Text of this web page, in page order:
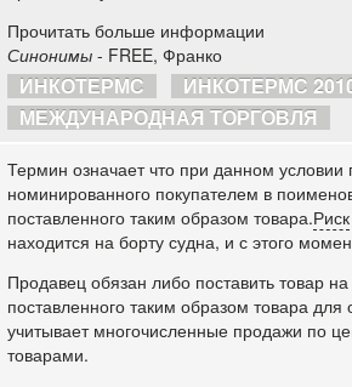
Прочитать больше информации
Синонимы - FREE, Франко
ИНКОТЕРМС ИНКОТЕРМС
МЕЖДУНАРОДНАЯ ТОРГОВЛЯ
Термин означает что при данном условии
номинированного покупателем в
поставленного таким образом товара.Риск
находится на борту судна, и с этого
Продавец обязан либо поставить товар
поставленного таким образом товара
учитывает многочисленные продажи по
товарами.